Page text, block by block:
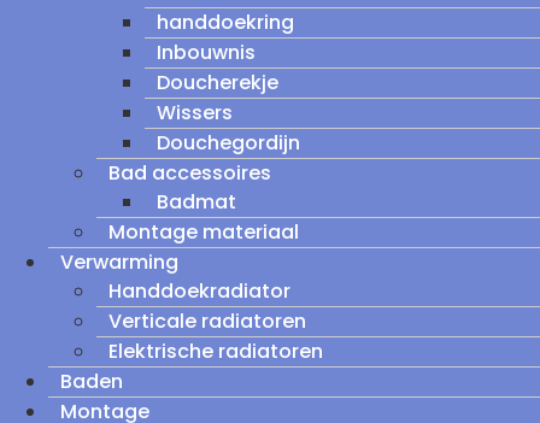
handdoekring
Inbouwnis
Doucherekje
Wissers
Douchegordijn
Bad accessoires
Badmat
Montage materiaal
Verwarming
Handdoekradiator
Verticale radiatoren
Elektrische radiatoren
Baden
Montage